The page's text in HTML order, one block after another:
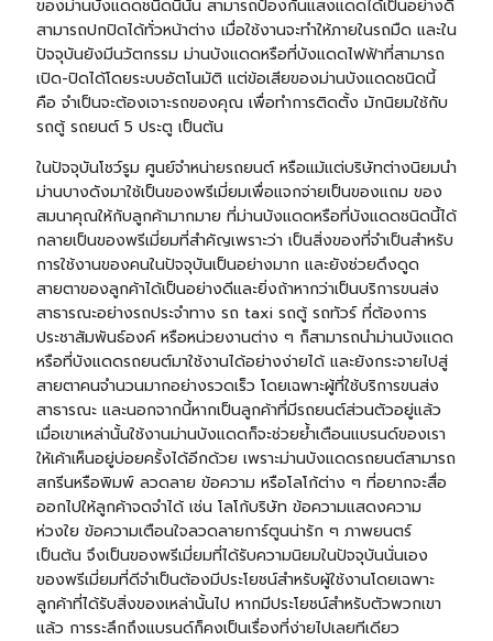
ของม่านบังแดดชนิดนี้นั้น สามารถป้องกันแสงแดดได้เป็นอย่างดี
สามารถปกปิดได้ทั่วหน้าต่าง เมื่อใช้งานจะทำให้ภายในรถมืด และใน
ปัจจุบันยังมีนวัตกรรม ม่านบังแดดหรือที่บังแดดไฟฟ้าที่สามารถ
เปิด-ปิดได้โดยระบบอัตโนมัติ แต่ข้อเสียของม่านบังแดดชนิดนี้
คือ จำเป็นจะต้องเจาะรถของคุณ เพื่อทำการติดตั้ง มักนิยมใช้กับ
รถตู้ รถยนต์ 5 ประตู เป็นต้น
ในปัจจุบันโชว์รูม ศูนย์จำหน่ายรถยนต์ หรือแม้แต่บริษัทต่างนิยมนำ
ม่านบางดังมาใช้เป็นของพรีเมี่ยมเพื่อแจกจ่ายเป็นของแถม ของ
สมนาคุณให้กับลูกค้ามากมาย ที่ม่านบังแดดหรือที่บังแดดชนิดนี้ได้
กลายเป็นของพรีเมี่ยมที่สำคัญเพราะว่า เป็นสิ่งของที่จำเป็นสำหรับ
การใช้งานของคนในปัจจุบันเป็นอย่างมาก และยังช่วยดึงดูด
สายตาของลูกค้าได้เป็นอย่างดีและยิ่งถ้าหากว่าเป็นบริการขนส่ง
สาธารณะอย่างรถประจำทาง รถ taxi รถตู้ รถทัวร์ ที่ต้องการ
ประชาสัมพันธ์องค์ หรือหน่วยงานต่าง ๆ ก็สามารถนำม่านบังแดด
หรือที่บังแดดรถยนต์มาใช้งานได้อย่างง่ายได้ และยังกระจายไปสู่
สายตาคนจำนวนมากอย่างรวดเร็ว โดยเฉพาะผู้ที่ใช้บริการขนส่ง
สาธารณะ และนอกจากนี้หากเป็นลูกค้าที่มีรถยนต์ส่วนตัวอยู่แล้ว
เมื่อเขาเหล่านั้นใช้งานม่านบังแดดก็จะช่วยย้ำเตือนแบรนด์ของเรา
ให้เค้าเห็นอยู่บ่อยครั้งได้อีกด้วย เพราะม่านบังแดดรถยนต์สามารถ
สกรีนหรือพิมพ์ ลวดลาย ข้อความ หรือโลโก้ต่าง ๆ ที่อยากจะสื่อ
ออกไปให้ลูกค้าจดจำได้ เช่น โลโก้บริษัท ข้อความแสดงความ
ห่วงใย ข้อความเตือนใจลวดลายการ์ตูนน่ารัก ๆ ภาพยนตร์
เป็นต้น จึงเป็นของพรีเมี่ยมที่ได้รับความนิยมในปัจจุบันนั่นเอง
ของพรีเมี่ยมที่ดีจำเป็นต้องมีประโยชน์สำหรับผู้ใช้งานโดยเฉพาะ
ลูกค้าที่ได้รับสิ่งของเหล่านั้นไป หากมีประโยชน์สำหรับตัวพวกเขา
แล้ว การระลึกถึงแบรนด์ก็คงเป็นเรื่องที่ง่ายไปเลยทีเดียว